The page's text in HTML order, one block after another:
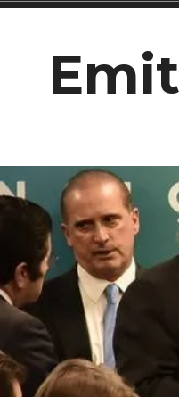
Ir
conteúdo